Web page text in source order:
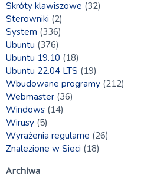
Skróty klawiszowe (32)
Sterowniki (2)
System (336)
Ubuntu (376)
Ubuntu 19.10 (18)
Ubuntu 22.04 LTS (19)
Wbudowane programy (212)
Webmaster (36)
Windows (14)
Wirusy (5)
Wyrażenia regularne (26)
Znalezione w Sieci (18)
Archiwa